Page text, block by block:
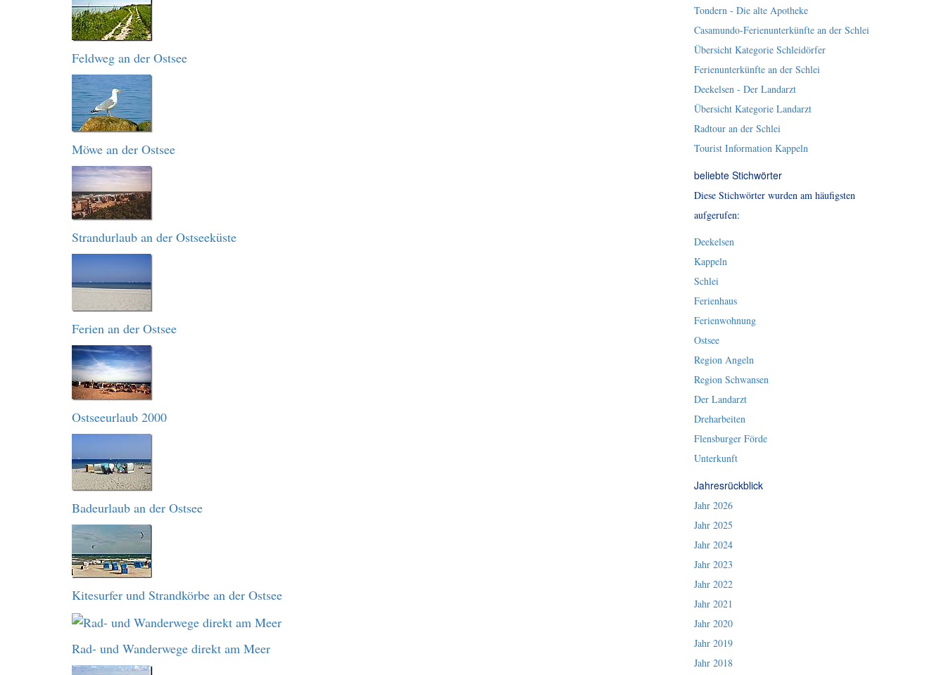
Feldweg an der Ostsee
Möwe an der Ostsee
Strandurlaub an der Ostseeküste
Ferien an der Ostsee
Ostseeurlaub 2000
Badeurlaub an der Ostsee
Kitesurfer und Strandkörbe an der Ostsee
Rad- und Wanderwege direkt am Meer
Tondern - Die alte Apotheke
Casamundo-Ferienunterkünfte an der Schlei
Übersicht Kategorie Schleidörfer
Ferienunterkünfte an der Schlei
Deekelsen - Der Landarzt
Übersicht Kategorie Landarzt
Radtour an der Schlei
Tourist Information Kappeln
beliebte Stichwörter
Diese Stichwörter wurden am häufigsten
aufgerufen:
Deekelsen
Kappeln
Schlei
Ferienhaus
Ferienwohnung
Ostsee
Region Angeln
Region Schwansen
Der Landarzt
Dreharbeiten
Flensburger Förde
Unterkunft
Jahresrückblick
Jahr 2026
Jahr 2025
Jahr 2024
Jahr 2023
Jahr 2022
Jahr 2021
Jahr 2020
Jahr 2019
Jahr 2018